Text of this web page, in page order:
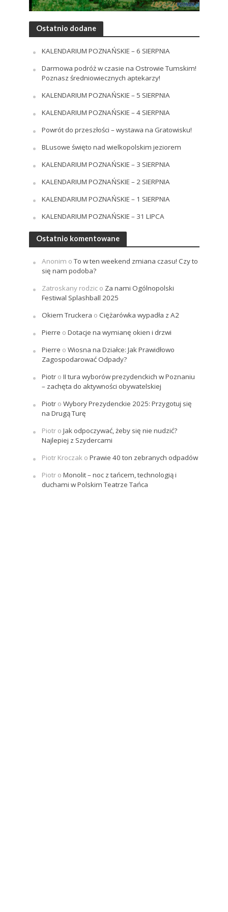
Ostatnio dodane
KALENDARIUM POZNAŃSKIE – 6 SIERPNIA
Darmowa podróż w czasie na Ostrowie Tumskim!
Poznasz średniowiecznych aptekarzy!
KALENDARIUM POZNAŃSKIE – 5 SIERPNIA
KALENDARIUM POZNAŃSKIE – 4 SIERPNIA
Powrót do przeszłości – wystawa na Gratowisku!
BLusowe święto nad wielkopolskim jeziorem
KALENDARIUM POZNAŃSKIE – 3 SIERPNIA
KALENDARIUM POZNAŃSKIE – 2 SIERPNIA
KALENDARIUM POZNAŃSKIE – 1 SIERPNIA
KALENDARIUM POZNAŃSKIE – 31 LIPCA
Ostatnio komentowane
Anonim oTo w ten weekend zmiana czasu! Czy to
się nam podoba?
Zatroskany rodzico Za nami Ogólnopolski
Festiwal Splashball 2025
Okiem Truckera o Ciężarówka wypadła z A2
Pierre o Dotacje na wymianę okien i drzwi
Pierre o Wiosna na Działce: Jak Prawidłowo
Zagospodarować Odpady?
Piotro II tura wyborów prezydenckich w Poznaniu
– zachęta do aktywności obywatelskiej
Piotro Wybory Prezydenckie 2025: Przygotuj się
na Drugą Turę
Piotro Jak odpoczywać, żeby się nie nudzić?
Najlepiej z Szydercami
Piotr Kroczako Prawie 40 ton zebranych odpadów
Piotro Monolit – noc z tańcem, technologią i
duchami w Polskim Teatrze Tańca